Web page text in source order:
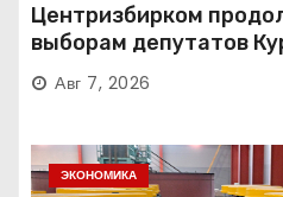
Центризбирком
выборам депутатов
Авг 7, 2026
ЭКОНОМИКА